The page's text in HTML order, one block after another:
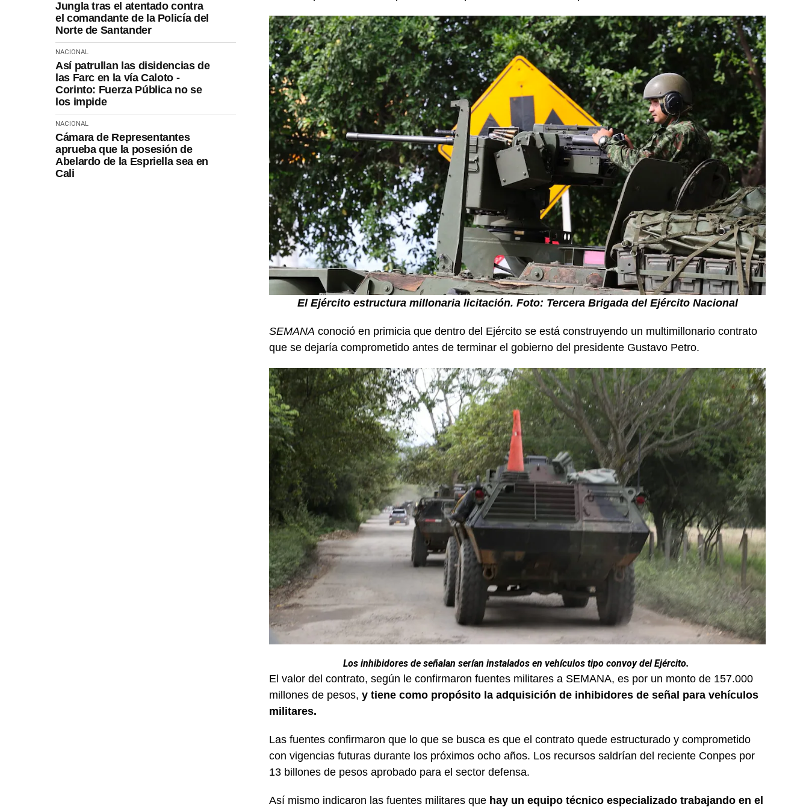
Jungla tras el atentado contra
el comandante de la Policía del
Norte de Santander
NACIONAL
Así patrullan las disidencias de
las Farc en la vía Caloto -
Corinto: Fuerza Pública no se
los impide
NACIONAL
Cámara de Representantes
aprueba que la posesión de
Abelardo de la Espriella sea en
Cali
El Ejército estructura millonaria licitación. Foto: Tercera Brigada del Ejército Nacional
SEMANA conoció en primicia que dentro del Ejército se está construyendo un multimillonario contrato
que se dejaría comprometido antes de terminar el gobierno del presidente Gustavo Petro.
Los inhibidores de señalan serían instalados en vehículos tipo convoy del Ejército.
El valor del contrato, según le confirmaron fuentes militares a SEMANA, es por un monto de 157.000
millones de pesos, y tiene como propósito la adquisición de inhibidores de señal para vehículos
militares.
Las fuentes confirmaron que lo que se busca es que el contrato quede estructurado y comprometido
con vigencias futuras durante los próximos ocho años. Los recursos saldrían del reciente Conpes por
13 billones de pesos aprobado para el sector defensa.
Así mismo indicaron las fuentes militares que hay un equipo técnico especializado trabajando en el